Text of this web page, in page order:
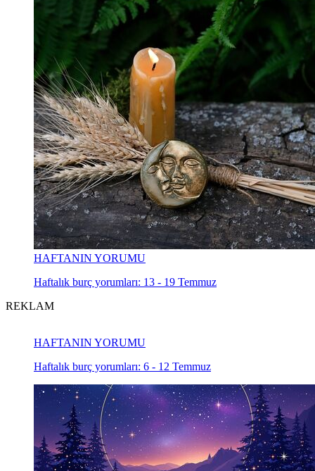
HAFTANIN YORUMU
Haftalık burç yorumları: 13 - 19 Temmuz
REKLAM
HAFTANIN YORUMU
Haftalık burç yorumları: 6 - 12 Temmuz